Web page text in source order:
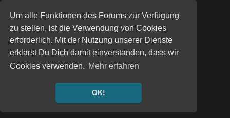
Um alle Funktionen des Forums zur Verfügung
zu stellen, ist die Verwendung von Cookies
erforderlich. Mit der Nutzung unserer Dienste
erklärst Du Dich damit einverstanden, dass wir
Cookies verwenden. Mehr erfahren
OK!